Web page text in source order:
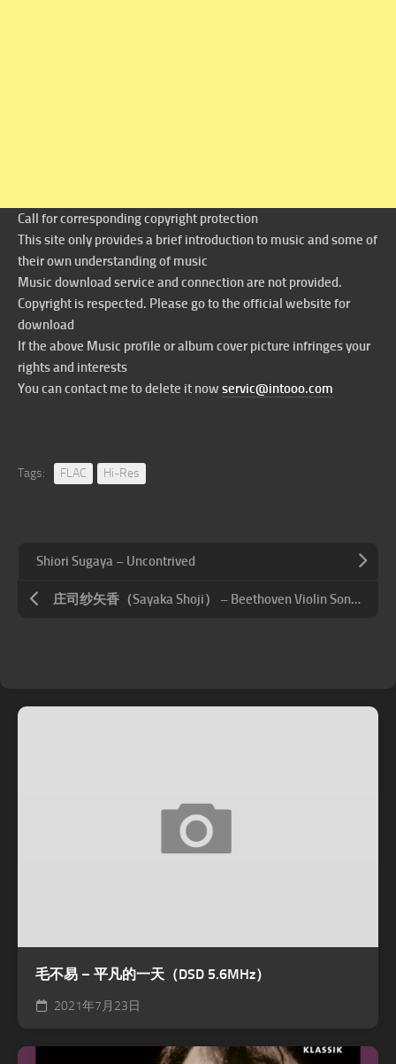
Call for corresponding copyright protection
This site only provides a brief introduction to music and some of
their own understanding of music
Music download service and connection are not provided.
Copyright is respected. Please go to the official website for
download
If the above Music profile or album cover picture infringes your
rights and interests
You can contact me to delete it now servic@intooo.com
Tags: FLAC Hi-Res
Shiori Sugaya – Uncontrived
庄司纱矢香（Sayaka Shoji） – Beethoven Violin Sonata Nos. 5, 6 & 10
毛不易 – 平凡的一天（DSD 5.6MHz）
2021年7月23日